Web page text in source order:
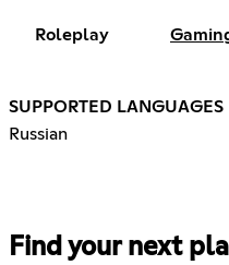
Roleplay
SUPPORTED LANGUAGES
Russian
Find your next